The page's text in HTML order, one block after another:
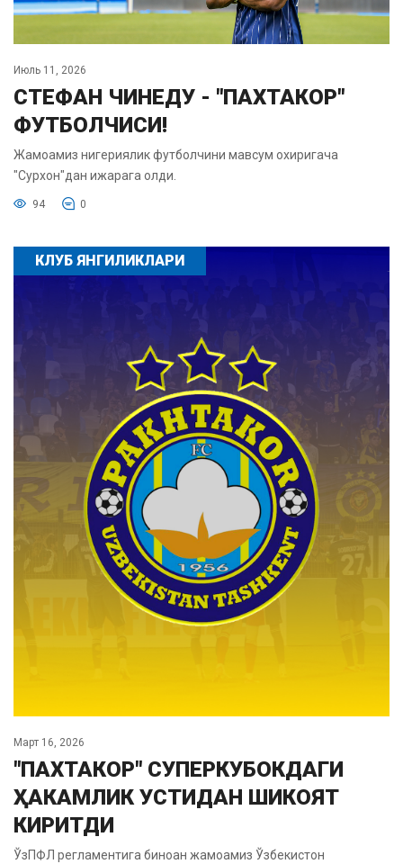
Июль 11, 2026
СТЕФАН ЧИНЕДУ - "ПАХТАКОР"
ФУТБОЛЧИСИ!
Жамоамиз нигериялик футболчини мавсум охиригача
"Сурхон"дан ижарага олди.
94 0
КЛУБ ЯНГИЛИКЛАРИ
Март 16, 2026
"ПАХТАКОР" СУПЕРКУБОКДАГИ
ҲАКАМЛИК УСТИДАН ШИКОЯТ
КИРИТДИ
ЎзПФЛ регламентига биноан жамоамиз Ўзбекистон